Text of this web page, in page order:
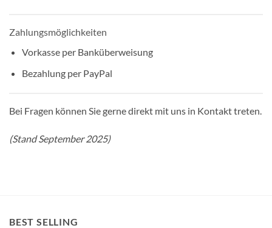
Zahlungsmöglichkeiten
Vorkasse per Banküberweisung
Bezahlung per PayPal
Bei Fragen können Sie gerne direkt mit uns in Kontakt treten.
(Stand September 2025)
BEST SELLING